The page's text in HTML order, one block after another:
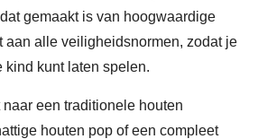
gemaakt is van hoogwaardige
aan alle veiligheidsnormen, zodat je
kind kunt laten spelen.
een traditionele houten
houten pop of een compleet